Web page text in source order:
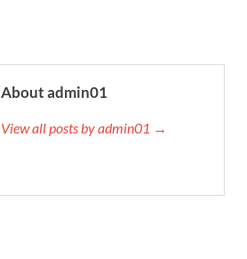
About admin01
View all posts by admin01 →